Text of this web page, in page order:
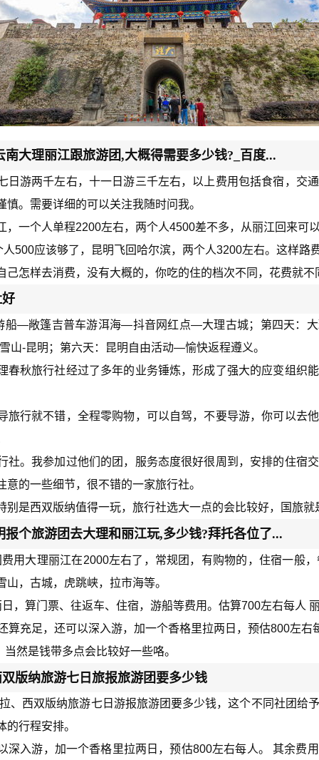
大理丽江跟旅游团,大概得需要多少钱?_百度...
日游两千左右，十一日游三千左右，以上费用包括食宿，交
。需要详细的可以关注我随时问我。
，一个人单程2200左右，两个人4500差不多，从丽江回来可
500应该够了，昆明飞回哈尔滨，两个人3200左右。这样路
己怎样去消费，没有大概的，你吃的住的档次不同，花费就不
船—敞篷吉普车游洱海—抖音网红点—大理古城；第四天：
山-昆明；第六天：昆明自由活动—愉快返程遵义。
春秋旅行社经过了多年的业务锤炼，形成了强大的应变组织
旅行就不错，全程零购物，可以自驾，不要导游，你可以去
社。我参加过他们的团，服务态度很好很周到，安排的住宿
的一些细节，很不错的一家旅行社。
别是西双版纳值得一玩，旅行社选大一点的会比较好，国旅就
个旅游团去大理和丽江玩,多少钱?拜托各位了...
用大理丽江在2000左右了，常规团，有购物的，住宿一般
，古城，虎跳峡，拉市海等。
，算门票、往返车、住宿，游船等费用。估算700左右每人
算充足，还可以深入游，加一个香格里拉两日，预估800左右
然是钱带多点会比较好一些咯。
版纳旅游七日旅报旅游团要多少钱
、西双版纳旅游七日游报旅游团要多少钱，这个不同社团给
行程安排。
深入游，加一个香格里拉两日，预估800左右每人。 其余费